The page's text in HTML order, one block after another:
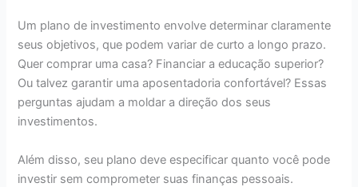
Um plano de investimento envolve determinar claramente
seus objetivos, que podem variar de curto a longo prazo.
Quer comprar uma casa? Financiar a educação superior?
Ou talvez garantir uma aposentadoria confortável? Essas
perguntas ajudam a moldar a direção dos seus
investimentos.
Além disso, seu plano deve especificar quanto você pode
investir sem comprometer suas finanças pessoais.